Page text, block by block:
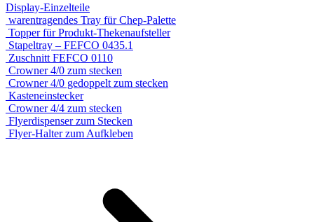
Display-Einzelteile
warentragendes Tray für Chep-Palette
Topper für Produkt-Thekenaufsteller
Stapeltray – FEFCO 0435.1
Zuschnitt FEFCO 0110
Crowner 4/0 zum stecken
Crowner 4/0 gedoppelt zum stecken
Kasteneinstecker
Crowner 4/4 zum stecken
Flyerdispenser zum Stecken
Flyer-Halter zum Aufkleben